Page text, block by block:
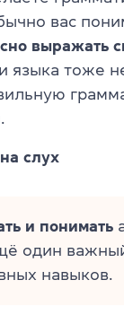
вас
выражать
языка тоже
слух
и понимать
один
навыков.